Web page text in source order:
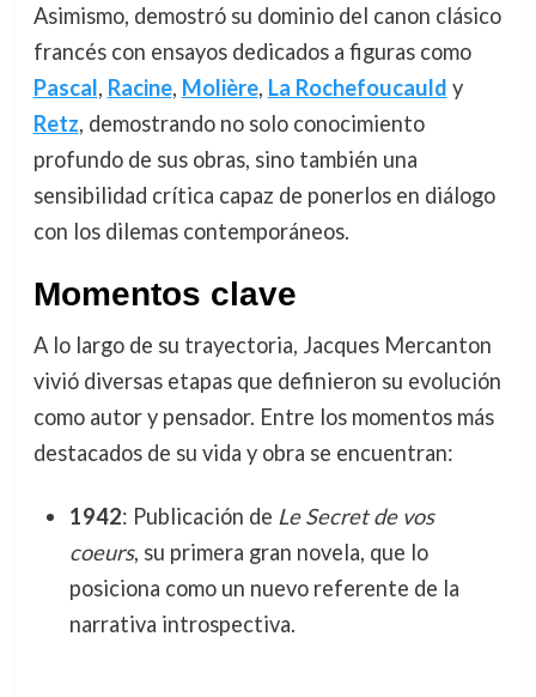
Asimismo, demostró su dominio del canon clásico
francés con ensayos dedicados a figuras como
Pascal, Racine, Molière, La Rochefoucauld y
Retz, demostrando no solo conocimiento
profundo de sus obras, sino también una
sensibilidad crítica capaz de ponerlos en diálogo
con los dilemas contemporáneos.
Momentos clave
A lo largo de su trayectoria, Jacques Mercanton
vivió diversas etapas que definieron su evolución
como autor y pensador. Entre los momentos más
destacados de su vida y obra se encuentran:
1942: Publicación de Le Secret de vos
coeurs, su primera gran novela, que lo
posiciona como un nuevo referente de la
narrativa introspectiva.